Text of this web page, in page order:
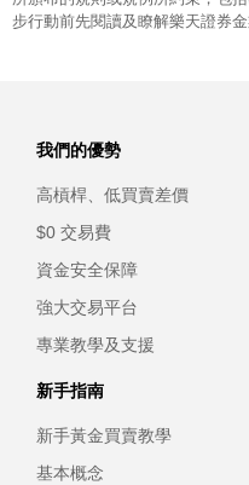
步行動前先閱讀及瞭解樂天證券
我們的優勢
高槓桿、低買賣差價
$0 交易費
資金安全保障
強大交易平台
專業教學及支援
新手指南
新手黃金買賣教學
基本概念